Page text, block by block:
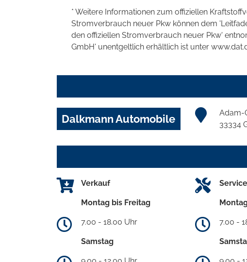
* Weitere Informationen zum offiziellen
Stromverbrauch neuer Pkw können dem
den offiziellen Stromverbrauch neuer Pkw'
GmbH' unentgeltlich erhältlich ist unter
Dalkmann Automobile
Adam-
33334
Verkauf
Montag bis Freitag
7.00 - 18.00 Uhr
Samstag
Service
7.00 -